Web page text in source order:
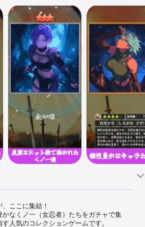
ここに集結！
かなくノ一（女忍者）たちをガチャで集
人気のコレクションゲームです。